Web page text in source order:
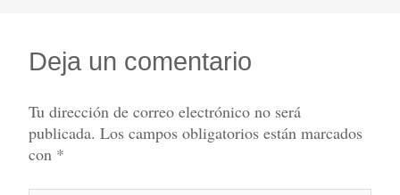
Deja un comentario
Tu dirección de correo electrónico no será
publicada. Los campos obligatorios están marcados
con *